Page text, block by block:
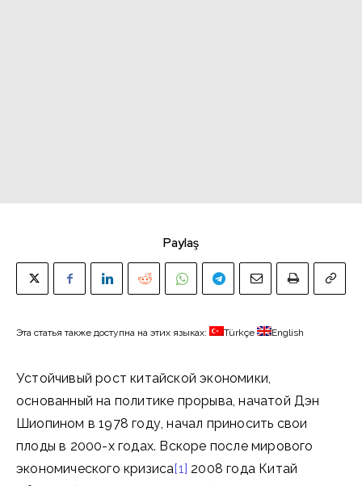
Paylaş
Эта статья также доступна на этих языках: Türkçe English
Устойчивый рост китайской экономики,
основанный на политике прорыва, начатой Дэн
Шиопином в 1978 году, начал приносить свои
плоды в 2000-х годах. Вскоре после мирового
экономического кризиса[1] 2008 года Китай